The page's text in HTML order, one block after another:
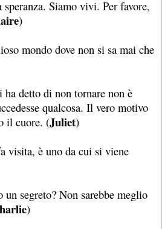
speranza. Siamo vivi. Per favore,
)
mondo dove non si sa mai che
detto di non tornare non è
qualcosa. Il vero motivo
il cuore. (Juliet)
visita, è uno da cui si viene
un segreto? Non sarebbe meglio
)